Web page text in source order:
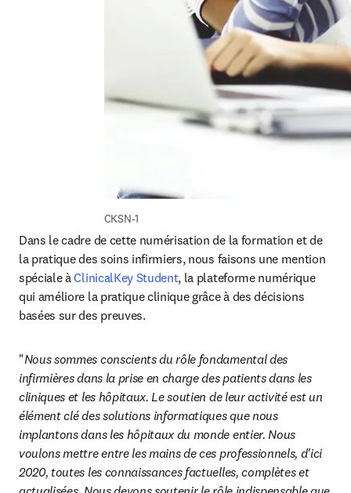
CKSN-1
Dans le cadre de cette numérisation de la formation et de
la pratique des soins infirmiers, nous faisons une mention
spéciale à ClinicalKey Student, la plateforme numérique
qui améliore la pratique clinique grâce à des décisions
basées sur des preuves.
"Nous sommes conscients du rôle fondamental des
infirmières dans la prise en charge des patients dans les
cliniques et les hôpitaux. Le soutien de leur activité est un
élément clé des solutions informatiques que nous
implantons dans les hôpitaux du monde entier. Nous
voulons mettre entre les mains de ces professionnels, d'ici
2020, toutes les connaissances factuelles, complètes et